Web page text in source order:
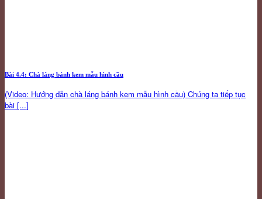
Bài 4.4: Chà láng bánh kem mẫu hình cầu
(Video: Hướng dẫn chà láng bánh kem mẫu hình cầu) Chúng ta tiếp tục
bài [...]